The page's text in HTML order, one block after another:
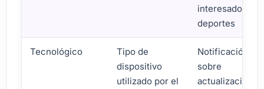
interesados en
deportes
Tecnológico
Tipo de
dispositivo
utilizado por el
Notificación
sobre
actualizaciones